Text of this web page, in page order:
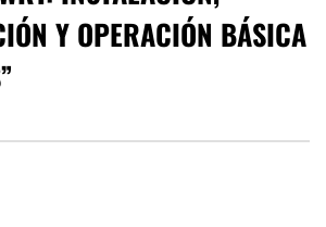
Y OPERACIÓN BÁSICA
”